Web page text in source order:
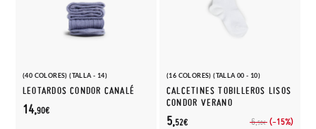
(40 COLORES) (TALLA - 14)
LEOTARDOS CONDOR CANALÉ
14,90€
(16 COLORES) (TALLA 00 - 10)
CALCETINES TOBILLEROS LISOS
CONDOR VERANO
6,50€ (-15%)
5,52€